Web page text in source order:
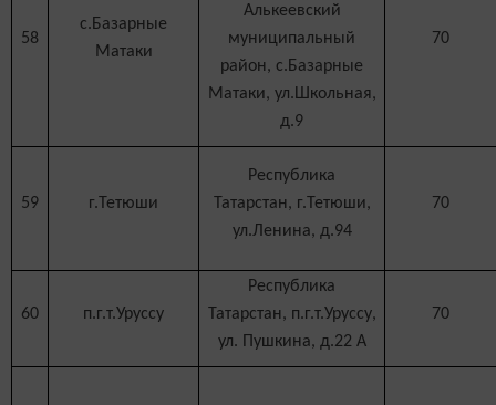
58
с.Базарные
Матаки
Алькеевский
муниципальный
район, с.Базарные
Матаки, ул.Школьная,
д.9
70
59 г.Тетюши
Республика
Татарстан, г.Тетюши,
ул.Ленина, д.94
70
60 п.г.т.Уруссу
Республика
Татарстан, п.г.т.Уруссу,
ул. Пушкина, д.22 А
70